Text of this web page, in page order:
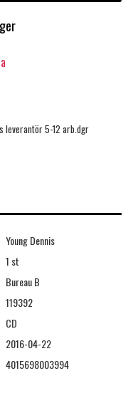
leverantör 5-12 arb.dgr
Young Dennis
1 st
Bureau B
119392
CD
2016-04-22
4015698003994